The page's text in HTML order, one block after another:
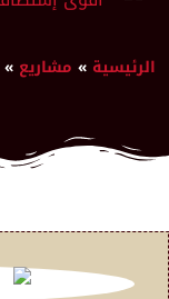
الرئيسية » مشاريع »